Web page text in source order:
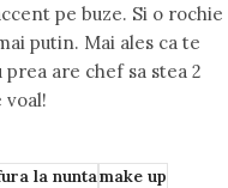
pe buze. Si o rochie
putin. Mai ales ca te
are chef sa stea 2
la nuntamake up